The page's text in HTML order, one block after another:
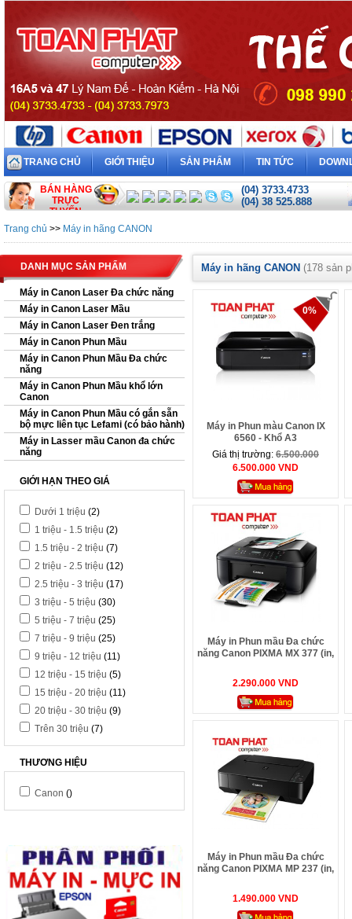
TRANG CHỦ GIỚI THIỆU SẢN PHẨM TIN TỨC
BÁN HÀNG
TRỰC
TUYẾN
(04) 3733.4733
(04) 38 525.888
Trang chủ >> Máy in hãng CANON
DANH MỤC SẢN PHẨM
Máy in Canon Laser Đa chức năng
Máy in Canon Laser Mầu
Máy in Canon Laser Đen trắng
Máy in Canon Phun Mầu
Máy in Canon Phun Mầu Đa chức
năng
Máy in Canon Phun Mầu khổ lớn
Canon
Máy in Canon Phun Mầu có gắn sẵn
bộ mực liên tục Lefami (có bảo hành)
Máy in Lasser mầu Canon đa chức
năng
GIỚI HẠN THEO GIÁ
Dưới 1 triệu (2)
1 triệu - 1.5 triệu (2)
1.5 triệu - 2 triệu (7)
2 triệu - 2.5 triệu (12)
2.5 triệu - 3 triệu (17)
3 triệu - 5 triệu (30)
5 triệu - 7 triệu (25)
7 triệu - 9 triệu (25)
9 triệu - 12 triệu (11)
12 triệu - 15 triệu (5)
15 triệu - 20 triệu (11)
20 triệu - 30 triệu (9)
Trên 30 triệu (7)
THƯƠNG HIỆU
Canon ()
Máy in hãng CANON (178 sản
0%
Máy in Phun màu Canon IX
6560 - Khổ A3
Giá thị trường: 6.500.000
6.500.000 VND
Máy in Phun mầu Đa chức
năng Canon PIXMA MX 377 (in,
2.290.000 VND
Máy in Phun mầu Đa chức
năng Canon PIXMA MP 237 (in,
1.490.000 VND